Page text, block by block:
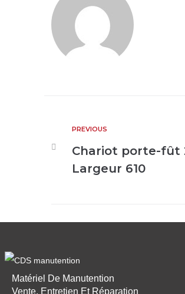
PREVIOUS
Chariot porte-fût
Largeur 610
Matériel De Manutention
Vente, Entretien Et Réparation